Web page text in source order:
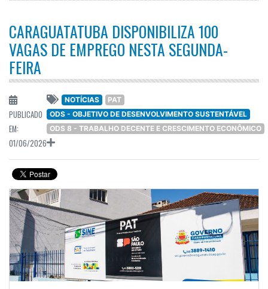
CARAGUATATUBA DISPONIBILIZA 100
VAGAS DE EMPREGO NESTA SEGUNDA-
FEIRA
PUBLICADO
EM:
01/06/2026
NOTÍCIAS
PAT
ODS - OBJETIVO DE DESENVOLVIMENTO SUSTENTÁVEL
ODS 8 - TRABALHO DECENTE E CRESCIMENTO ECONÔMICO